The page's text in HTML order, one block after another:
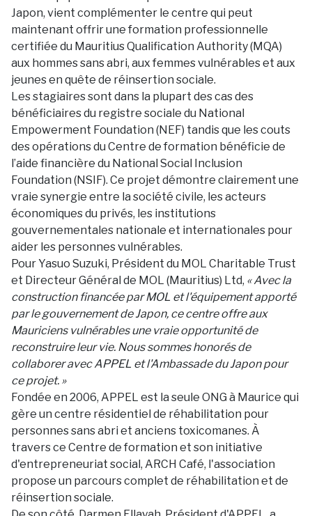
Japon, vient complémenter le centre qui peut
maintenant offrir une formation professionnelle
certifiée du Mauritius Qualification Authority (MQA)
aux hommes sans abri, aux femmes vulnérables et aux
jeunes en quête de réinsertion sociale.
Les stagiaires sont dans la plupart des cas des
bénéficiaires du registre sociale du National
Empowerment Foundation (NEF) tandis que les couts
des opérations du Centre de formation bénéficie de
l’aide financière du National Social Inclusion
Foundation (NSIF). Ce projet démontre clairement une
vraie synergie entre la société civile, les acteurs
économiques du privés, les institutions
gouvernementales nationale et internationales pour
aider les personnes vulnérables.
Pour Yasuo Suzuki, Président du MOL Charitable Trust
et Directeur Général de MOL (Mauritius) Ltd, « Avec la
construction financée par MOL et l'équipement apporté
par le gouvernement de Japon, ce centre offre aux
Mauriciens vulnérables une vraie opportunité de
reconstruire leur vie. Nous sommes honorés de
collaborer avec APPEL et l'Ambassade du Japon pour
ce projet. »
Fondée en 2006, APPEL est la seule ONG à Maurice qui
gère un centre résidentiel de réhabilitation pour
personnes sans abri et anciens toxicomanes. À
travers ce Centre de formation et son initiative
d'entrepreneuriat social, ARCH Café, l'association
propose un parcours complet de réhabilitation et de
réinsertion sociale.